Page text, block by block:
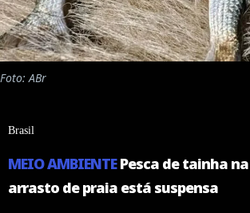
Foto: ABr
Brasil
MEIO AMBIENTEPesca de tainha
arrasto de praia está suspensa